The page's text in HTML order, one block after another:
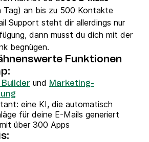
Tag) an bis zu 500 Kontakte
Support steht dir allerdings nur
dann musst du dich mit der
begnügen.
Funktionen
und Marketing-
eine KI, die automatisch
für deine E-Mails generiert
mit über 300 Apps